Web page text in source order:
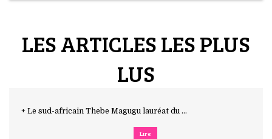
LES ARTICLES LES PLUS
LUS
+ Le sud-africain Thebe Magugu lauréat du ...
Lire